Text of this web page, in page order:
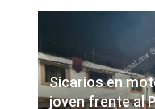
Sicarios en
joven frente al